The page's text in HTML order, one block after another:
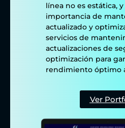
línea no es estática,
importancia de
actualizado y
servicios de
actualizaciones de
optimización para
rendimiento óptimo
Ver